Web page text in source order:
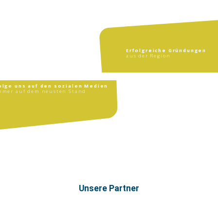
Erfolgreiche Gründungen
aus der Region
uns auf den sozialen Medien
auf dem neusten Stand
Unsere Partner